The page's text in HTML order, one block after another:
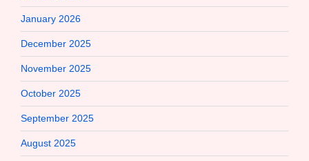
January 2026
December 2025
November 2025
October 2025
September 2025
August 2025